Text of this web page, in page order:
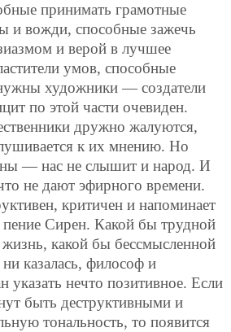
принимать грамотные
и вожди, способные зажечь
и верой в лучшее
умов, способные
художники — создатели
по этой части очевиден.
дружно жалуются,
к их мнению. Но
— нас не слышит и народ. И
не дают эфирного времени.
критичен и напоминает
пение Сирен. Какой бы трудной
какой бы бессмысленной
казалась, философ и
указать нечто позитивное. Если
быть деструктивными и
тональность, то появится